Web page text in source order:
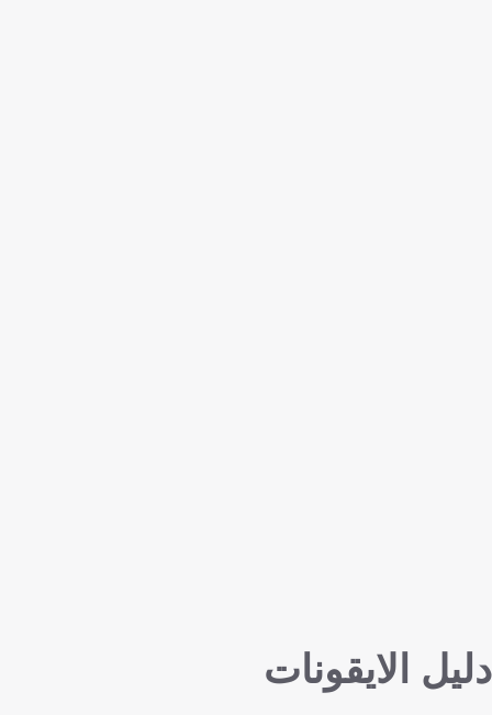
دليل الايقونات